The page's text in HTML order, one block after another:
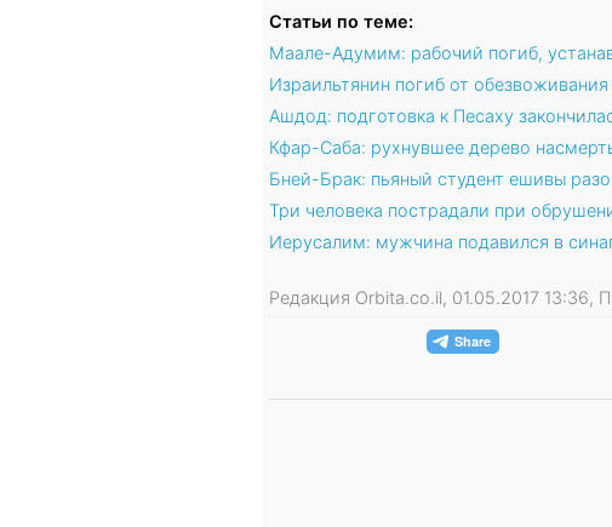
Статьи по теме:
Маале-Адумим: рабочий погиб,
Израильтянин погиб от
Ашдод: подготовка к Песаху
Кфар-Саба: рухнувшее дерево
Бней-Брак: пьяный студент ешивы
Три человека пострадали при
Иерусалим: мужчина подавился в
Редакция Orbita.co.il, 01.05.2017 13:36,